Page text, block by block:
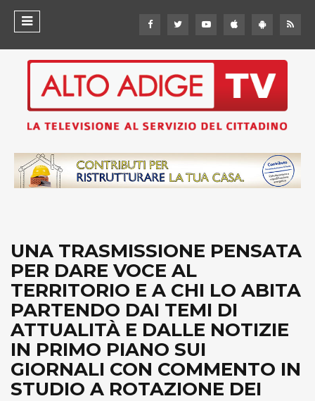
UNA TRASMISSIONE PENSATA
PER DARE VOCE AL
TERRITORIO E A CHI LO ABITA
PARTENDO DAI TEMI DI
ATTUALITÀ E DALLE NOTIZIE
IN PRIMO PIANO SUI
GIORNALI CON COMMENTO IN
STUDIO A ROTAZIONE DEI